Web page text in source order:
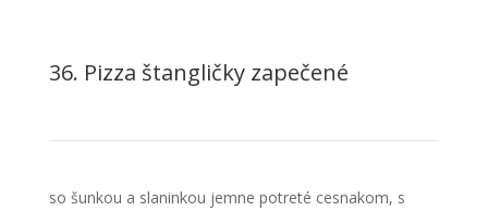
36. Pizza štangličky zapečené
so šunkou a slaninkou jemne potreté cesnakom, s